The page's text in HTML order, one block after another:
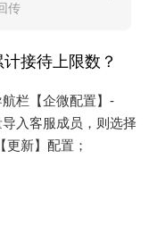
传
接待上限数？
栏【企微配置】-
入客服成员，则选择
更新】配置；